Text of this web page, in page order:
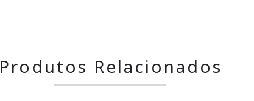
Produtos Relacionados